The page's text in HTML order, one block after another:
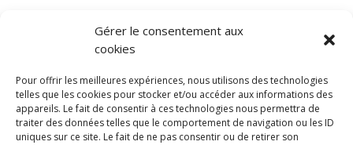
Gérer le consentement aux
cookies
Pour offrir les meilleures expériences, nous utilisons des technologies
telles que les cookies pour stocker et/ou accéder aux informations des
appareils. Le fait de consentir à ces technologies nous permettra de
traiter des données telles que le comportement de navigation ou les ID
uniques sur ce site. Le fait de ne pas consentir ou de retirer son
© 2026 Frédéric Meuwly